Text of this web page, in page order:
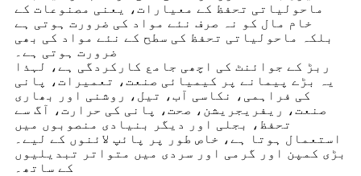
ماحولیاتی تحفظ کے معیارات، یعنی مصنوعات کے
خام مال کو نہ صرف نئے مواد کی ضرورت ہوتی ہے
بلکہ ماحولیاتی تحفظ کی سطح کے نئے مواد کی بھی
ضرورت ہوتی ہے۔
ربڑ کے جوائنٹ کی اچھی جامع کارکردگی ہے، لہذا
یہ بڑے پیمانے پر کیمیائی صنعت، تعمیرات، پانی
کی فراہمی، نکاسی آب، تیل، روشنی اور بھاری
صنعت، ریفریجریشن، صحت، پانی کی حرارت، آگ سے
تحفظ، بجلی اور دیگر بنیادی منصوبوں میں
استعمال ہوتا ہے، خاص طور پر پائپ لائنوں کے لیے۔
بڑی کمپن اور گرمی اور سردی میں متواتر تبدیلیوں
کے ساتھ۔